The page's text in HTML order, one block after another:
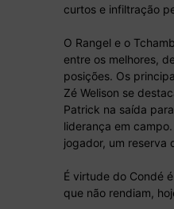
curtos e infiltração
O Rangel e o
entre os melhores,
posições. Os
Zé Welison se
Patrick na saída
liderança em
jogador, um reserva
É virtude do Condé
que não rendiam,